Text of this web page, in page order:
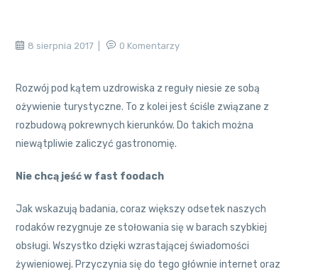
8 sierpnia 2017 0 Komentarzy
Rozwój pod kątem uzdrowiska z reguły niesie ze sobą
ożywienie turystyczne. To z kolei jest ściśle związane z
rozbudową pokrewnych kierunków. Do takich można
niewątpliwie zaliczyć gastronomię.
Nie chcą jeść w fast foodach
Jak wskazują badania, coraz większy odsetek naszych
rodaków rezygnuje ze stołowania się w barach szybkiej
obsługi. Wszystko dzięki wzrastającej świadomości
żywieniowej. Przyczynia się do tego głównie internet oraz